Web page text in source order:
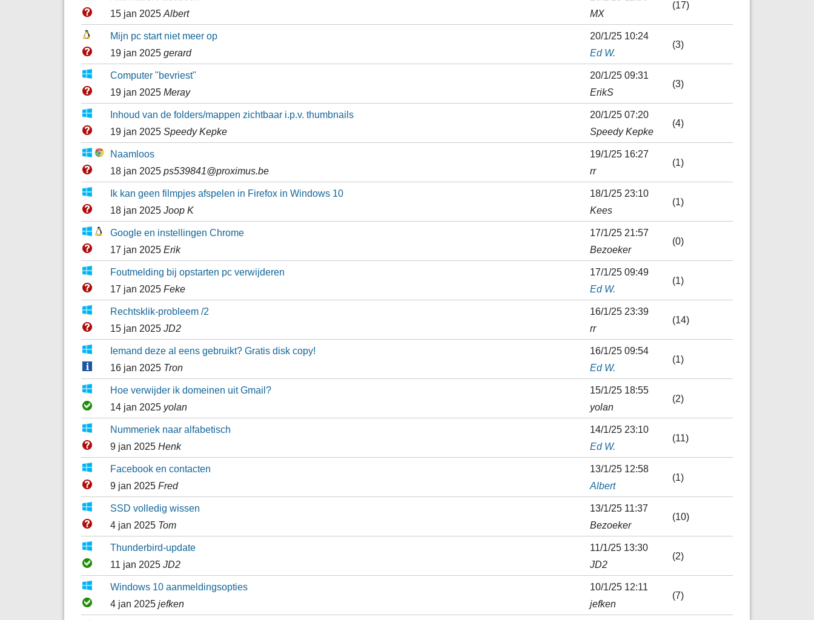
15 jan 2025 Albert
MX
(17)
Mijn pc start niet meer op
19 jan 2025 gerard
20/1/25 10:24
Ed W.
(3)
Computer "bevriest"
19 jan 2025 Meray
20/1/25 09:31
ErikS
(3)
Inhoud van de folders/mappen zichtbaar i.p.v. thumbnails
19 jan 2025 Speedy Kepke
20/1/25 07:20
Speedy Kepke
(4)
Naamloos
18 jan 2025 ps539841@proximus.be
19/1/25 16:27
rr
(1)
Ik kan geen filmpjes afspelen in Firefox in Windows 10
18 jan 2025 Joop K
18/1/25 23:10
Kees
(1)
Google en instellingen Chrome
17 jan 2025 Erik
17/1/25 21:57
Bezoeker
(0)
Foutmelding bij opstarten pc verwijderen
17 jan 2025 Feke
17/1/25 09:49
Ed W.
(1)
Rechtsklik-probleem /2
15 jan 2025 JD2
16/1/25 23:39
rr
(14)
Iemand deze al eens gebruikt? Gratis disk copy!
16 jan 2025 Tron
16/1/25 09:54
Ed W.
(1)
Hoe verwijder ik domeinen uit Gmail?
14 jan 2025 yolan
15/1/25 18:55
yolan
(2)
Nummeriek naar alfabetisch
9 jan 2025 Henk
14/1/25 23:10
Ed W.
(11)
Facebook en contacten
9 jan 2025 Fred
13/1/25 12:58
Albert
(1)
SSD volledig wissen
4 jan 2025 Tom
13/1/25 11:37
Bezoeker
(10)
Thunderbird-update
11 jan 2025 JD2
11/1/25 13:30
JD2
(2)
Windows 10 aanmeldingsopties
4 jan 2025 jefken
10/1/25 12:11
jefken
(7)